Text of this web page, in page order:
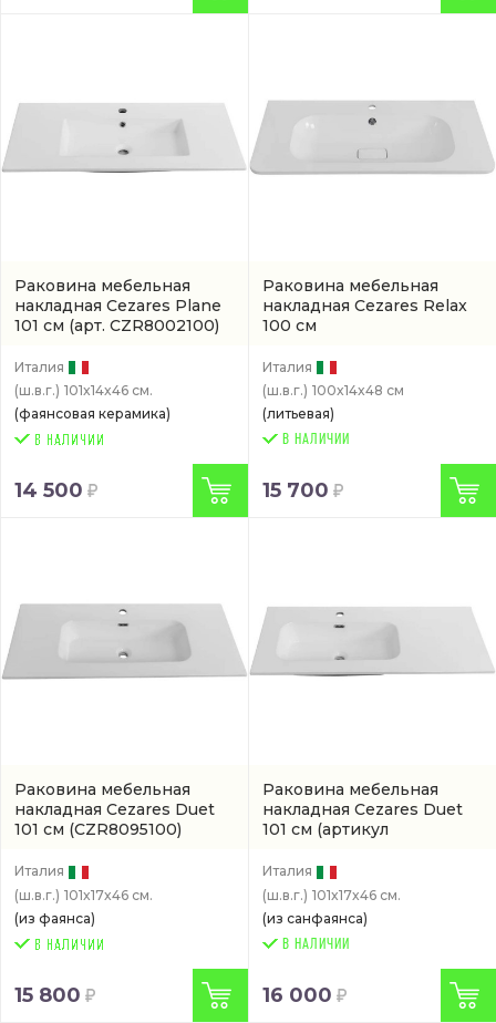
Раковина мебельная
накладная Cezares Plane
101 см (арт. CZR8002100)
Италия
(ш.в.г.) 101x14x46 см.
(фаянсовая керамика)
14 500
Раковина мебельная
накладная Cezares Relax
100 см
Италия
(ш.в.г.) 100x14x48 см
(литьевая)
В НАЛИЧИИ
15 700
Раковина мебельная
накладная Cezares Duet
101 см (CZR8095100)
Италия
(ш.в.г.) 101x17x46 см.
(из фаянса)
15 800
Раковина мебельная
накладная Cezares Duet
101 см (артикул
Италия
(ш.в.г.) 101x17x46 см.
(из санфаянса)
В НАЛИЧИИ
16 000